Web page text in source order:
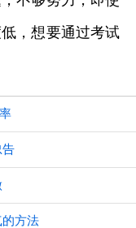
，想要通过考试
告
方法